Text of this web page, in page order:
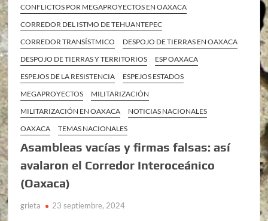
CONFLICTOS POR MEGAPROYECTOS EN OAXACA
CORREDOR DEL ISTMO DE TEHUANTEPEC
CORREDOR TRANSÍSTMICO
DESPOJO DE TIERRAS EN OAXACA
DESPOJO DE TIERRAS Y TERRITORIOS
ESP OAXACA
ESPEJOS DE LA RESISTENCIA
ESPEJOS ESTADOS
MEGAPROYECTOS
MILITARIZACIÓN
MILITARIZACIÓN EN OAXACA
NOTICIAS NACIONALES
OAXACA
TEMAS NACIONALES
Asambleas vacías y firmas falsas: así
avalaron el Corredor Interoceánico
(Oaxaca)
grieta 23 septiembre, 2024